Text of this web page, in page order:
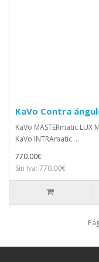
KaVo Contra
KaVo MASTERmatic
KaVo INTRAmatic ..
770.00€
Sin Iva: 770.00€